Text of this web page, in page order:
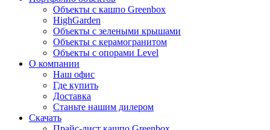
Объекты с кашпо Greenbox
HighGarden
Объекты с зелеными крышами
Объекты с керамогранитом
Объекты с опорами Level
О компании
Наш офис
Где купить
Доставка
Станьте нашим дилером
Скачать